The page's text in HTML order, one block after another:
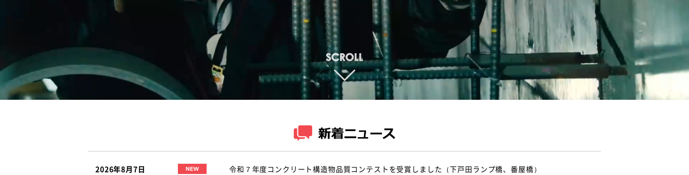
2026年8月7日 令和７年度コンクリート構造物品質コンテストを受賞しました（下戸田ランプ橋、番屋橋）